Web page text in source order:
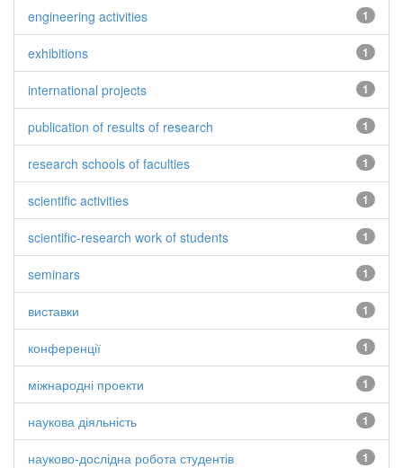
1
engineering activities
1
exhibitions
1
international projects
1
publication of results of research
1
research schools of faculties
1
scientific activities
1
scientific-research work of students
1
seminars
1
виставки
1
конференції
1
міжнародні проекти
1
наукова діяльність
1
науково-дослідна робота студентів